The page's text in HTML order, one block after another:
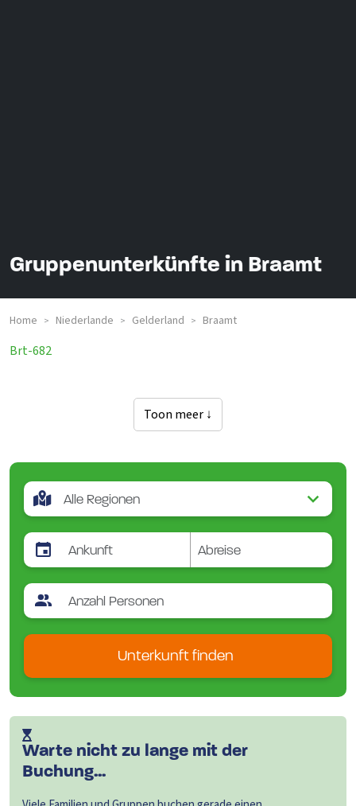
Gruppenunterkünfte in Braamt
Home > Niederlande > Gelderland > Braamt
Brt-682
Toon meer ↓
Unterkunft finden
Warte nicht zu lange mit der
Buchung...